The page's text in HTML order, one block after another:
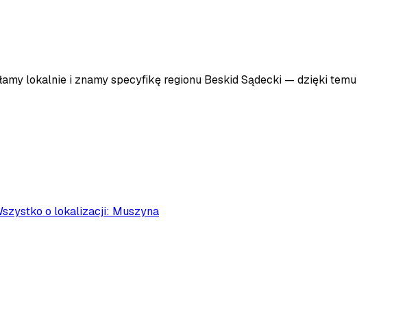
lokalnie i znamy specyfikę regionu Beskid Sądecki — dzięki temu
o lokalizacji: Muszyna